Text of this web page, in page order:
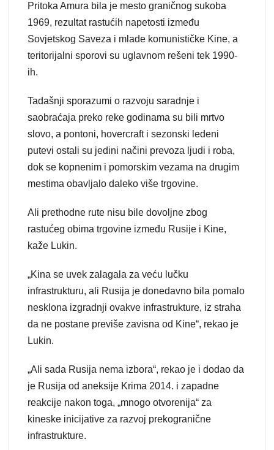
Pritoka Amura bila je mesto graničnog sukoba
1969, rezultat rastućih napetosti između
Sovjetskog Saveza i mlade komunističke Kine, a
teritorijalni sporovi su uglavnom rešeni tek 1990-
ih.
Tadašnji sporazumi o razvoju saradnje i
saobraćaja preko reke godinama su bili mrtvo
slovo, a pontoni, hovercraft i sezonski ledeni
putevi ostali su jedini načini prevoza ljudi i roba,
dok se kopnenim i pomorskim vezama na drugim
mestima obavljalo daleko više trgovine.
Ali prethodne rute nisu bile dovoljne zbog
rastućeg obima trgovine između Rusije i Kine,
kaže Lukin.
„Kina se uvek zalagala za veću lučku
infrastrukturu, ali Rusija je donedavno bila pomalo
nesklona izgradnji ovakve infrastrukture, iz straha
da ne postane previše zavisna od Kine“, rekao je
Lukin.
„Ali sada Rusija nema izbora“, rekao je i dodao da
je Rusija od aneksije Krima 2014. i zapadne
reakcije nakon toga, „mnogo otvorenija“ za
kineske inicijative za razvoj prekogranične
infrastrukture.